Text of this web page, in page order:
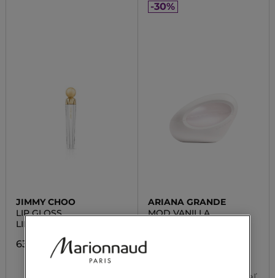
JIMMY CHOO
LIP GLOSS
LIP GLOSS Lesk na pery
63,00 €
-30%
ARIANA GRANDE
MOD VANILLA